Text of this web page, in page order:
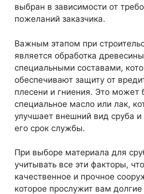
выбран в зависимости от
пожеланий заказчика.
Важным этапом при
является обработка древесины
специальными составами,
обеспечивают защиту от
плесени и гниения. Это может
специальное масло или лак,
улучшает внешний вид сруба и
его срок службы.
При выборе материала для
учитывать все эти факторы,
качественное и прочное
которое прослужит вам